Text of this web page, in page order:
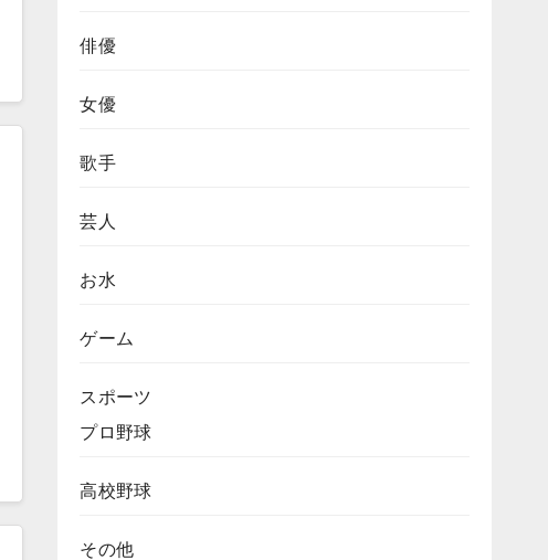
俳優
女優
歌手
芸人
お水
ゲーム
スポーツ
プロ野球
高校野球
その他